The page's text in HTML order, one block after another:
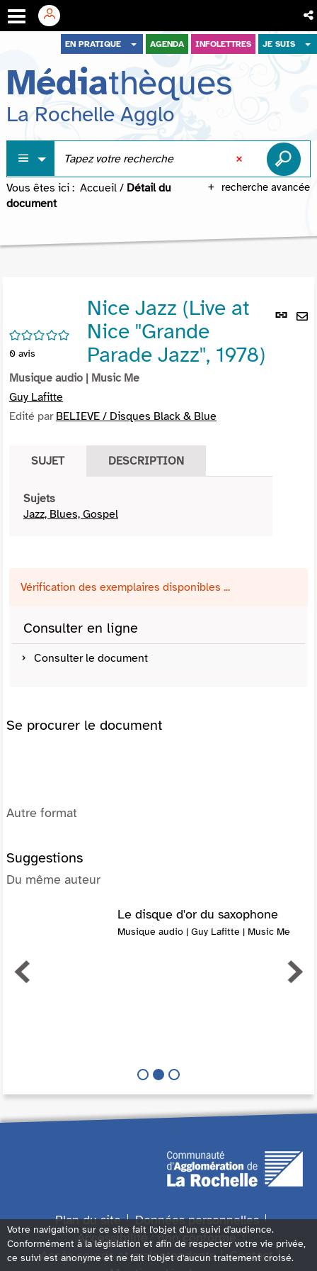
menu
contenu
recherche
EN PRATIQUE AGENDA INFOLETTRES JE SUIS
Médiathèques
La Rochelle Agglo
recherche avancée
Vous êtes ici : Accueil / Détail du
document
Lien
/5
0 avis
Nice Jazz (Live at
Nice "Grande
Parade Jazz", 1978)
Musique audio | Music Me
Guy Lafitte
Edité par BELIEVE / Disques Black & Blue
SUJET DESCRIPTION
Sujets
Jazz, Blues, Gospel
Vérification des exemplaires disponibles ...
Consulter en ligne
Consulter le document
Se procurer le document
Autre format
Suggestions
Du même auteur
Le disque d'or du saxophone
Musique audio | Guy Lafitte | Music Me
Plan du site
Données personnelles
Accessibilité : non conforme
Accès sourds et malentendants
Contact
Votre navigation sur ce site fait l'objet d'un suivi d'audience.
Conformément à la législation et afin de respecter votre vie privée,
ce suivi est anonyme et ne fait l'objet d'aucun traitement croisé.